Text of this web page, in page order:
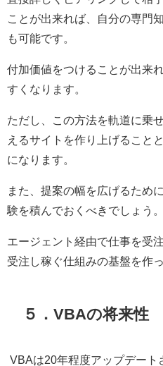
ことが出来れば、自分の専門
も可能です。
付加価値をつけることが出来
すくなります。
ただし、この方法を軌道に乗
えるサイトを作り上げること
になります。
また、提案の幅を広げるために
験を積んでおくべきでしょう。
エージェント経由で仕事を受
受注し稼ぐ仕組みの基盤を作
５．VBAの将来性
VBAは20年程度アップデート